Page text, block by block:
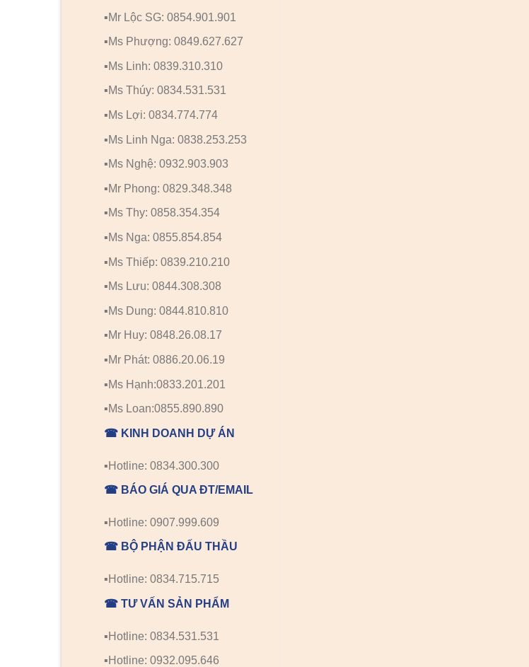
▪️Mr Lộc SG: 0854.901.901
▪️Ms Phượng: 0849.627.627
▪️Ms Linh: 0839.310.310
▪️Ms Thúy: 0834.531.531
▪️Ms Lợi: 0834.774.774
▪️Ms Linh Nga: 0838.253.253
▪️Ms Nghệ: 0932.903.903
▪️Mr Phong: 0829.348.348
▪️Ms Thy: 0858.354.354
▪️Ms Nga: 0855.854.854
▪️Ms Thiếp: 0839.210.210
▪️Ms Lưu: 0844.308.308
▪️Ms Dung: 0844.810.810
▪️Mr Huy: 0848.26.08.17
▪️Mr Phát: 0886.20.06.19
▪️Ms Hạnh:0833.201.201
▪️Ms Loan:0855.890.890
☎ KINH DOANH DỰ ÁN
▪️Hotline: 0834.300.300
☎ BÁO GIÁ QUA ĐT/EMAIL
▪️Hotline: 0907.999.609
☎ BỘ PHẬN ĐẤU THẦU
▪️Hotline: 0834.715.715
☎ TƯ VẤN SẢN PHẨM
▪️Hotline: 0834.531.531
▪️Hotline: 0932.095.646